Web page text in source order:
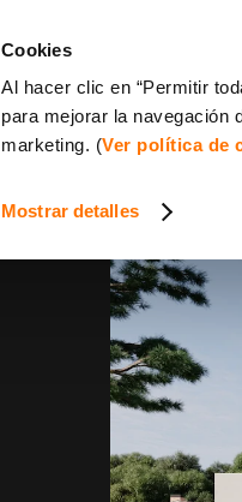
Cookies
Al hacer clic en “Permitir
para mejorar la navegación
marketing. (Ver política de
Mostrar detalles